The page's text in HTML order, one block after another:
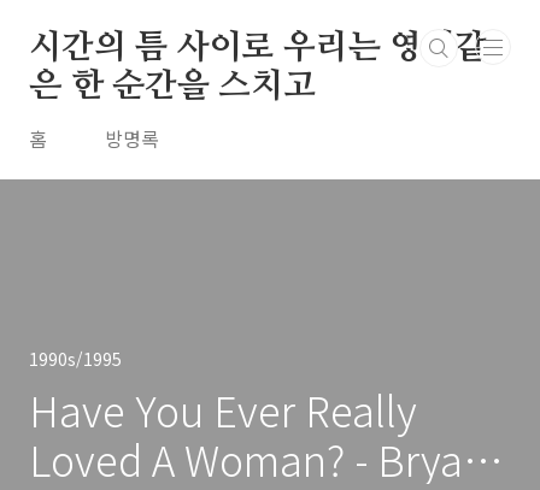
시간의 틈 사이로 우리는 영원같
은 한 순간을 스치고
홈 방명록
1990s/1995
Have You Ever Really
Loved A Woman? - Bryan